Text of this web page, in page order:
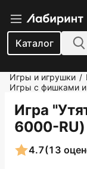
Каталог
Игры и игрушки /
Игры с фишками
Игра
6000-RU)
4.7(13